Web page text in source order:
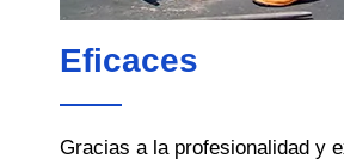
Eficaces
Gracias a la profesionalidad y